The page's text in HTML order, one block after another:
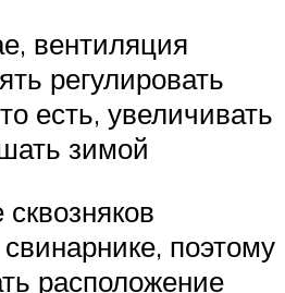
вентиляция
регулировать
есть, увеличивать
зимой
поэтому
расположение